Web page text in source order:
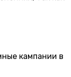
кампании в